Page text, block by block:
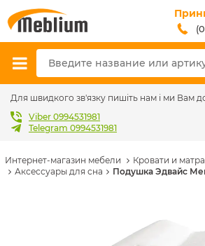
Для швидкого зв'язку пишіть нам і ми Вам
Viber 0994531981
Telegram 0994531981
Интернет-магазин мебели
Кровати и
Аксессуары для сна
Подушка Эдвайс